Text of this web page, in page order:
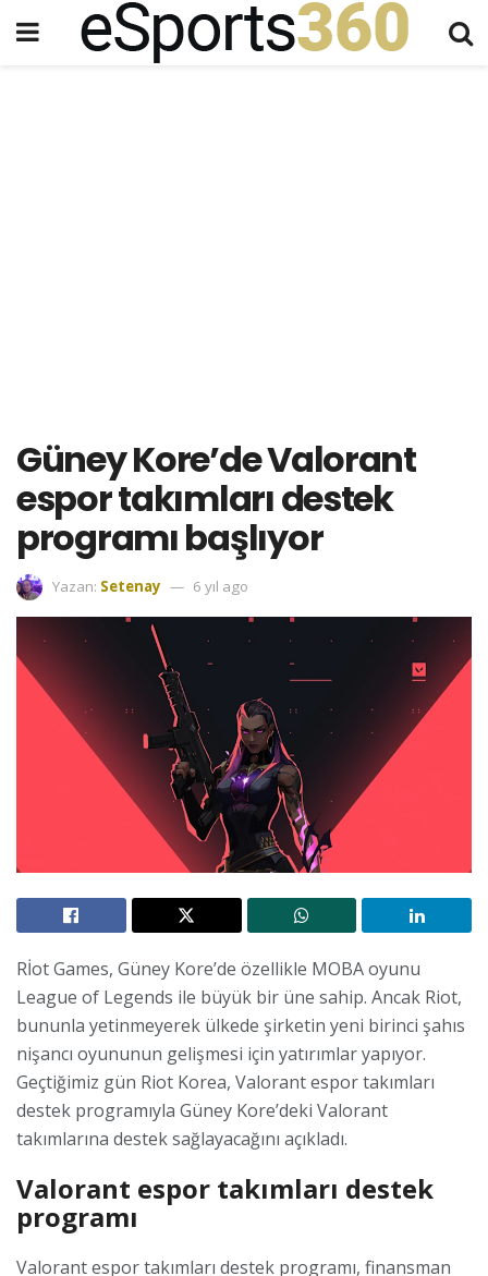
Güney Kore’de Valorant
espor takımları destek
programı başlıyor
Yazan: Setenay 6 yıl ago
Rİot Games, Güney Kore’de özellikle MOBA oyunu
League of Legends ile büyük bir üne sahip. Ancak Riot,
bununla yetinmeyerek ülkede şirketin yeni birinci şahıs
nişancı oyununun gelişmesi için yatırımlar yapıyor.
Geçtiğimiz gün Riot Korea, Valorant espor takımları
destek programıyla Güney Kore’deki Valorant
takımlarına destek sağlayacağını açıkladı.
Valorant espor takımları destek
programı
Valorant espor takımları destek programı, finansman